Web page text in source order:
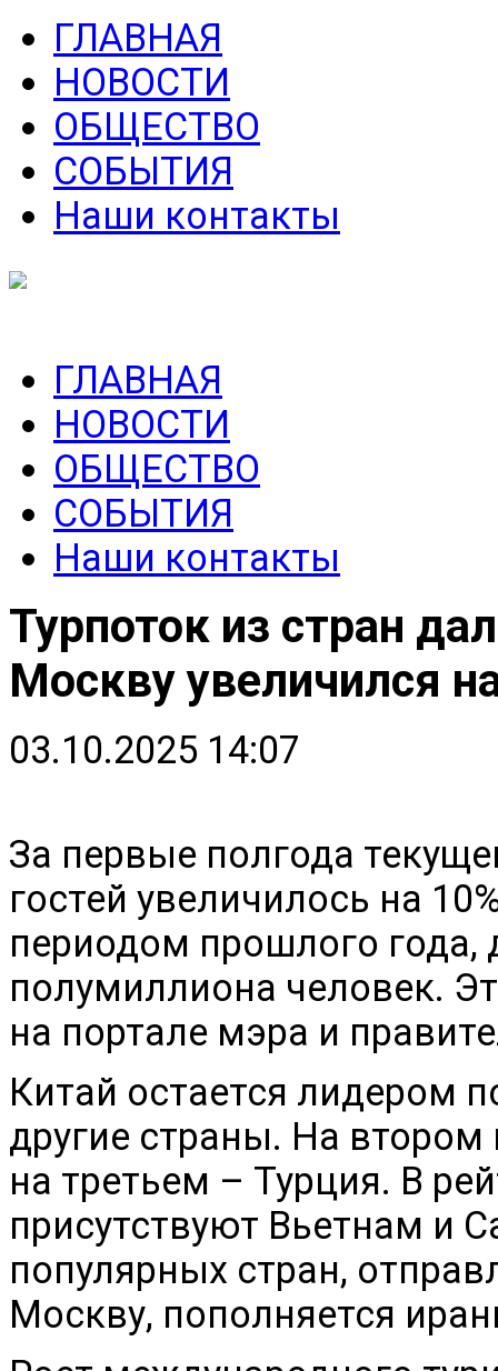
ГЛАВНАЯ
НОВОСТИ
ОБЩЕСТВО
СОБЫТИЯ
Наши контакты
ГЛАВНАЯ
НОВОСТИ
ОБЩЕСТВО
СОБЫТИЯ
Наши контакты
Турпоток из стран
Москву увеличился
03.10.2025 14:07
За первые полгода
гостей увеличилось на
периодом прошлого года,
полумиллиона человек.
на портале мэра и
Китай остается лидером
другие страны. На
на третьем – Турция. В
присутствуют Вьетнам и
популярных стран,
Москву, пополняется